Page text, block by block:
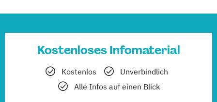
Kostenloses Infomaterial
Kostenlos
Unverbindlich
Alle Infos auf einen Blick